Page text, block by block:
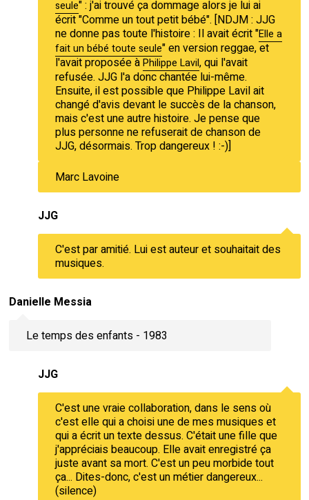
seule" : j'ai trouvé ça dommage alors je lui ai
écrit "Comme un tout petit bébé". [NDJM : JJG
ne donne pas toute l'histoire : Il avait écrit "Elle a
fait un bébé toute seule" en version reggae, et
l'avait proposée àPhilippe Lavil, qui l'avait
refusée. JJG l'a donc chantée lui-même.
Ensuite, il est possible que Philippe Lavil ait
changé d'avis devant le succès de la chanson,
mais c'est une autre histoire. Je pense que
plus personne ne refuserait de chanson de
JJG, désormais. Trop dangereux ! :-)]
Marc Lavoine
JJG
C'est par amitié. Lui est auteur et souhaitait des
musiques.
Danielle Messia
Le temps des enfants - 1983
JJG
C'est une vraie collaboration, dans le sens où
c'est elle qui a choisi une de mes musiques et
qui a écrit un texte dessus. C'était une fille que
j'appréciais beaucoup. Elle avait enregistré ça
juste avant sa mort. C'est un peu morbide tout
ça... Dites-donc, c'est un métier dangereux...
(silence)